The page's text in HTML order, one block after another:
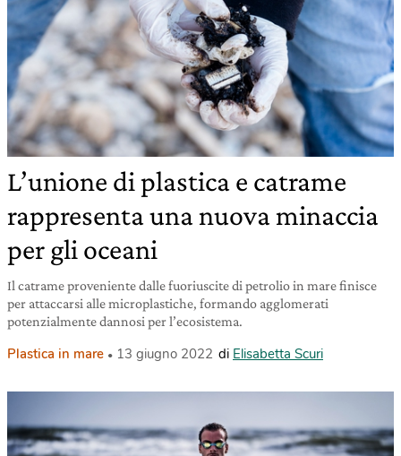
L’unione di plastica e catrame
rappresenta una nuova minaccia
per gli oceani
Il catrame proveniente dalle fuoriuscite di petrolio in mare finisce
per attaccarsi alle microplastiche, formando agglomerati
potenzialmente dannosi per l’ecosistema.
Plastica in mare 13 giugno 2022 di Elisabetta Scuri